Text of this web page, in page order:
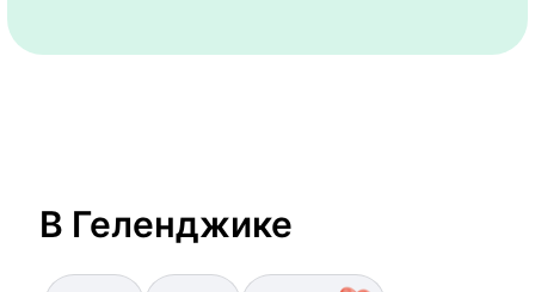
В Геленджике